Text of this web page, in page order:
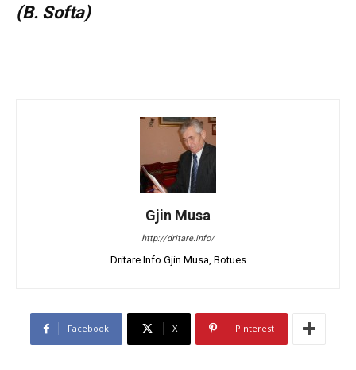
(B. Softa)
Gjin Musa
http://dritare.info/
Dritare.Info Gjin Musa, Botues
Facebook X Pinterest